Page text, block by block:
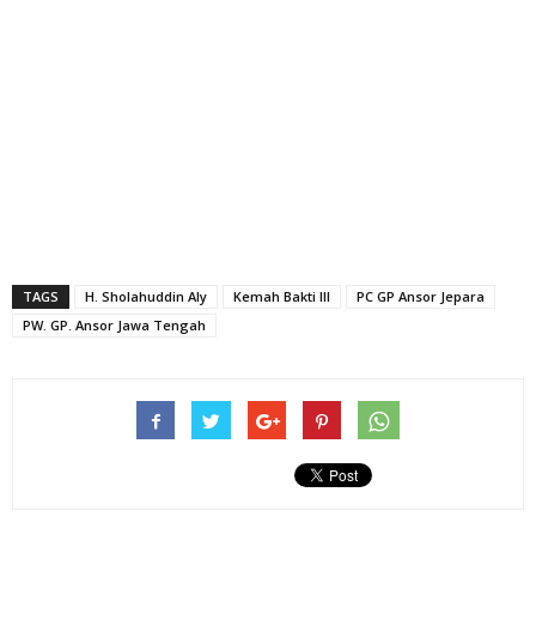
TAGS H. Sholahuddin Aly Kemah Bakti III
PC GP Ansor Jepara
PW. GP. Ansor Jawa Tengah